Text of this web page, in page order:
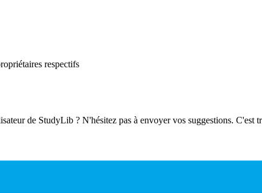
respectifs
de StudyLib ? N'hésitez pas à envoyer vos suggestions. C'est